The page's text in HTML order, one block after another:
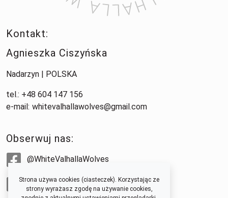
Kontakt:
Agnieszka Ciszyńska
Nadarzyn | POLSKA
tel.: +48 604 147 156
e-mail: whitevalhallawolves@gmail.com
Obserwuj nas:
@WhiteValhallaWolves
@whitevalhallawolves
Strona używa cookies (ciasteczek). Korzystając ze
strony wyrażasz zgodę na używanie cookies,